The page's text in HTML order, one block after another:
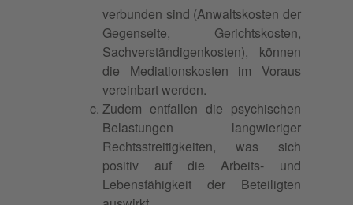
verbunden sind (Anwaltskosten der
Gegenseite, Gerichtskosten,
Sachverständigenkosten), können
die Mediationskosten im Voraus
vereinbart werden.
Zudem entfallen die psychischen
Belastungen langwieriger
Rechtsstreitigkeiten, was sich
positiv auf die Arbeits- und
Lebensfähigkeit der Beteiligten